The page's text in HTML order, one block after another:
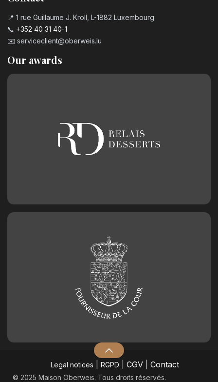
📍 1 rue Guillaume J. Kroll, L-1882 Luxembourg
📞 +352 40 31 40-1
✉️ serviceclient@oberweis.lu
Our awards
Legal notices RGPD CGV| Contact
© 2025 Maison Oberweis. Tous droits réservés.